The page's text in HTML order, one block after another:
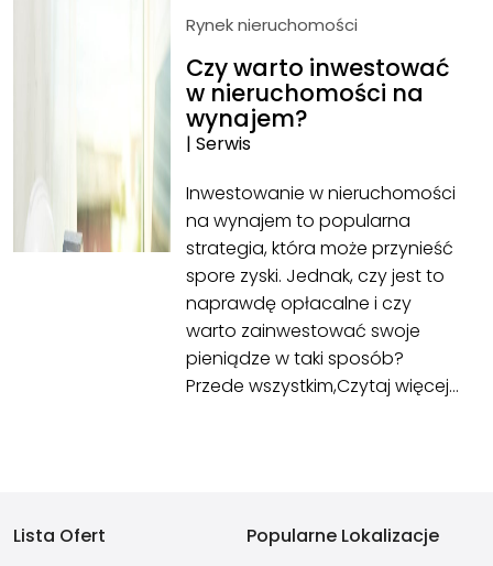
Rynek nieruchomości
Czy warto inwestować
w nieruchomości na
wynajem?
| Serwis
Inwestowanie w nieruchomości
na wynajem to popularna
strategia, która może przynieść
spore zyski. Jednak, czy jest to
naprawdę opłacalne i czy
warto zainwestować swoje
pieniądze w taki sposób?
Przede wszystkim,Czytaj więcej…
Lista Ofert
Popularne Lokalizacje